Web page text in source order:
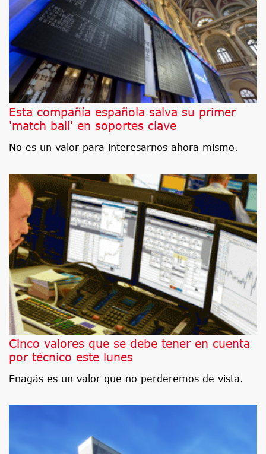
Esta compañía española salva su primer
'match ball' en soportes clave
No es un valor para interesarnos ahora mismo.
Cinco valores que se debe tener en cuenta
por técnico este lunes
Enagás es un valor que no perderemos de vista.